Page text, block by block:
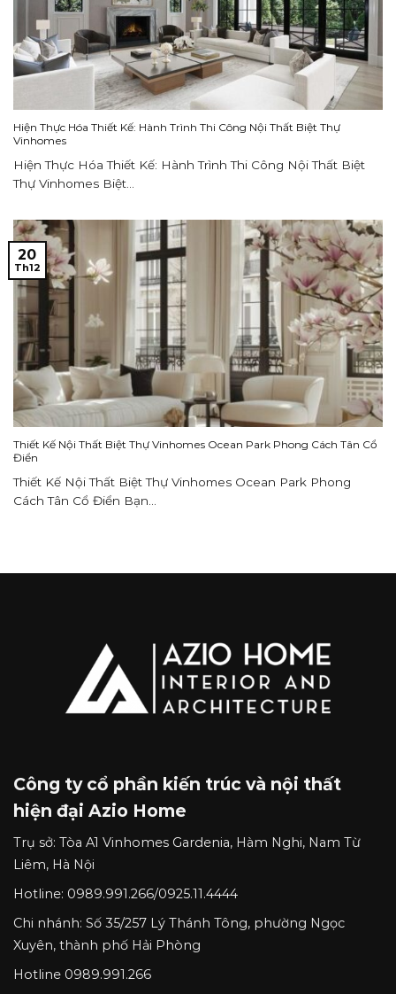
Hiện Thực Hóa Thiết Kế: Hành Trình Thi Công Nội Thất Biệt Thự
Vinhomes
Hiện Thực Hóa Thiết Kế: Hành Trình Thi Công Nội Thất Biệt
Thự Vinhomes Biệt...
Thiết Kế Nội Thất Biệt Thự Vinhomes Ocean Park Phong Cách Tân Cổ
Điển
Thiết Kế Nội Thất Biệt Thự Vinhomes Ocean Park Phong
Cách Tân Cổ Điển Bạn...
20
Th12
Công ty cổ phần kiến trúc và nội thất
hiện đại Azio Home
Trụ sở: Tòa A1 Vinhomes Gardenia, Hàm Nghi, Nam Từ
Liêm, Hà Nội
Hotline: 0989.991.266/0925.11.4444
Chi nhánh: Số 35/257 Lý Thánh Tông, phường Ngọc
Xuyên, thành phố Hải Phòng
Hotline 0989.991.266